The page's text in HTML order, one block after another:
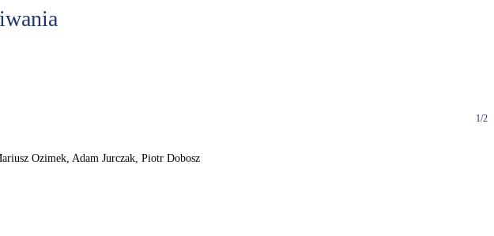
1/2
Ozimek, Adam Jurczak, Piotr Dobosz